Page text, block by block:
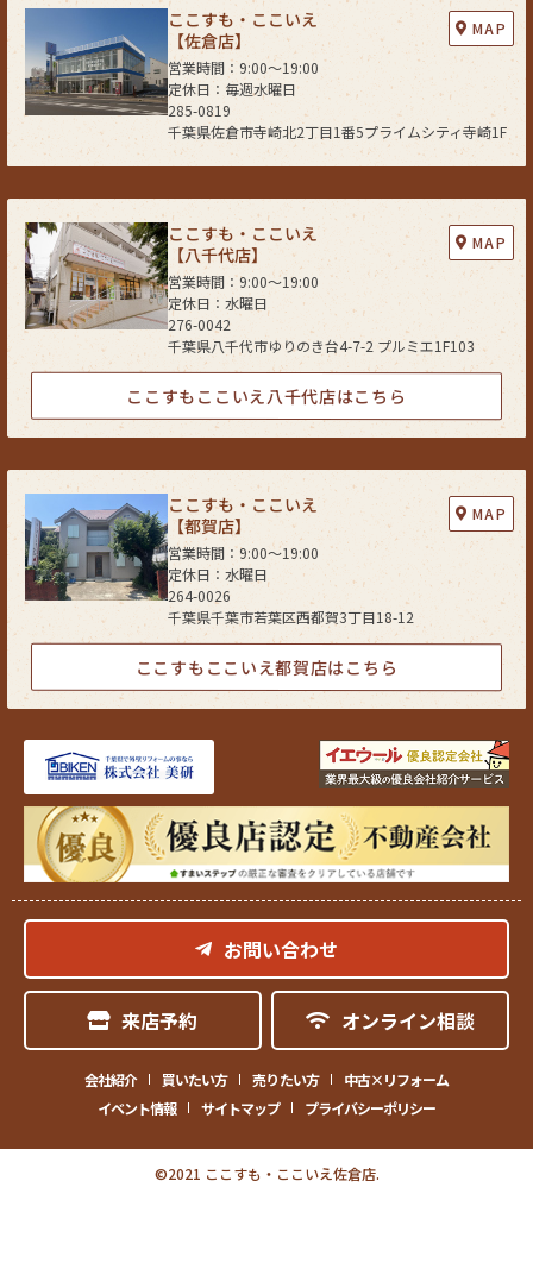
ここすも・ここいえ
【佐倉店】
285-0819
千葉県佐倉市寺崎北2丁目1番5プライムシティ寺崎1F
営業時間：9:00〜19:00
定休日：毎週水曜日
MAP
ここすも・ここいえ
【八千代店】
276-0042
千葉県八千代市ゆりのき台4-7-2 プルミエ1F103
営業時間：9:00〜19:00
定休日：水曜日
MAP
ここすもここいえ八千代店はこちら
ここすも・ここいえ
【都賀店】
264-0026
千葉県千葉市若葉区西都賀3丁目18-12
営業時間：9:00〜19:00
定休日：水曜日
MAP
ここすもここいえ都賀店はこちら
お問い合わせ
来店予約 オンライン相談
会社紹介 買いたい方 売りたい方
中古×リフォーム
イベント情報
サイトマップ プライバシーポリシー
©2021 ここすも・ここいえ佐倉店.